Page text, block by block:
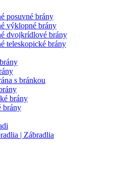
posuvné brány
výklopné brány
dvojkrídlové brány
teleskopické brány
s bránkou
brány
brány
| Zábradlia